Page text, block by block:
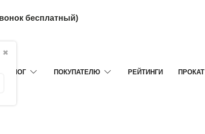
бесплатный)
✖
КАТАЛОГ ПОКУПАТЕЛЮ РЕЙТИНГИ ПРОКАТ